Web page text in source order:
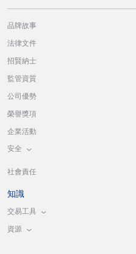
品牌故事
法律文件
招賢納士
監管資質
公司優勢
榮譽獎項
企業活動
安全
社會責任
知識
交易工具
資源